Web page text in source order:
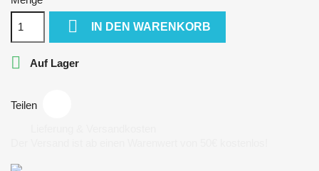
 IN DEN WARENKORB
 Auf Lager
Teilen